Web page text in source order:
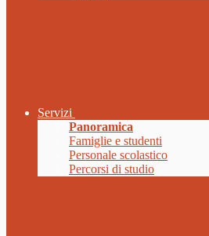
Servizi
Panoramica
Famiglie e studenti
Personale scolastico
Percorsi di studio